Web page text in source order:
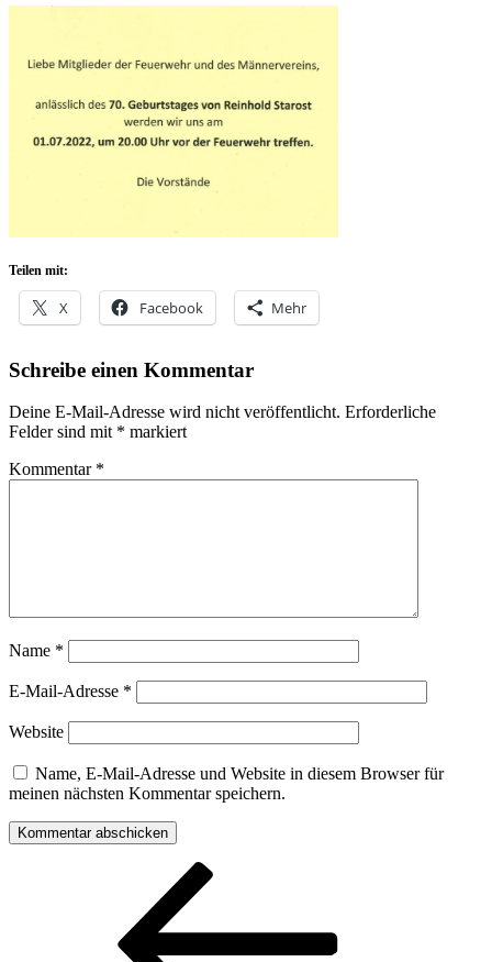
Teilen mit:
X Facebook Mehr
Schreibe einen Kommentar
Deine E-Mail-Adresse wird nicht veröffentlicht. Erforderliche
Felder sind mit * markiert
Kommentar *
Name *
E-Mail-Adresse *
Website
Name, E-Mail-Adresse und Website in diesem Browser für
meinen nächsten Kommentar speichern.
Beitragsnavigation